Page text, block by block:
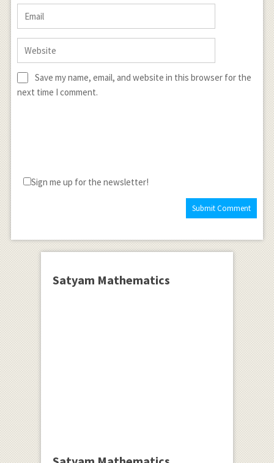
Save my name, email, and website in this browser for the
next time I comment.
Sign me up for the newsletter!
Satyam Mathematics